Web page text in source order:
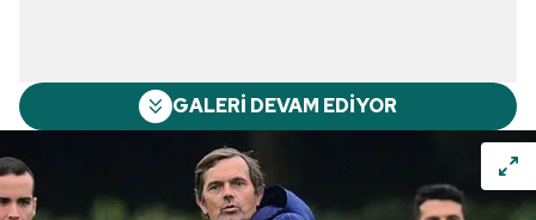
GALERİ DEVAM EDİYOR